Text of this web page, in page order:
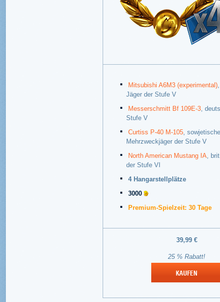
Mitsubishi A6M3 (experimental)
Jäger der Stufe V
Messerschmitt Bf 109E-3,
Stufe V
Curtiss P-40 M-105,
Mehrzweckjäger der Stufe V
North American Mustang IA,
der Stufe VI
4 Hangarstellplätze
3000
Premium-Spielzeit: 30 Tage
39,99 €
25 % Rabatt!
KAUFEN